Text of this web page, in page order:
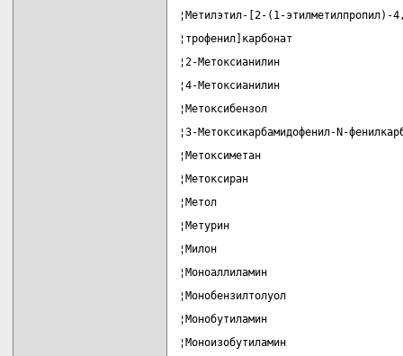
¦Метилэтил-[2-(1-
¦трофенил]карбонат
¦2-Метоксианилин
¦4-Метоксианилин
¦Метоксибензол
¦3-Метоксикарбамидофенил-N-
¦Метоксиметан
¦Метоксиран
¦Метол
¦Метурин
¦Милон
¦Моноаллиламин
¦Монобензилтолуол
¦Монобутиламин
¦Моноизобутиламин